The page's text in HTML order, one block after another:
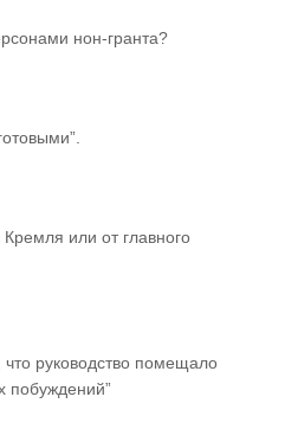
нон-гранта?
или от главного
руководство помещало
побуждений”